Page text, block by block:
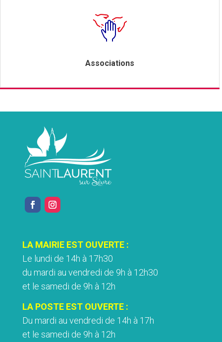
Associations
LA MAIRIE EST OUVERTE :
Le lundi de 14h à 17h30
du mardi au vendredi de 9h à 12h30
et le samedi de 9h à 12h
LA POSTE EST OUVERTE :
Du mardi au vendredi de 14h à 17h
et le samedi de 9h à 12h